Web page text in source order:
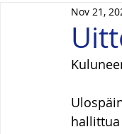
Nov 21,